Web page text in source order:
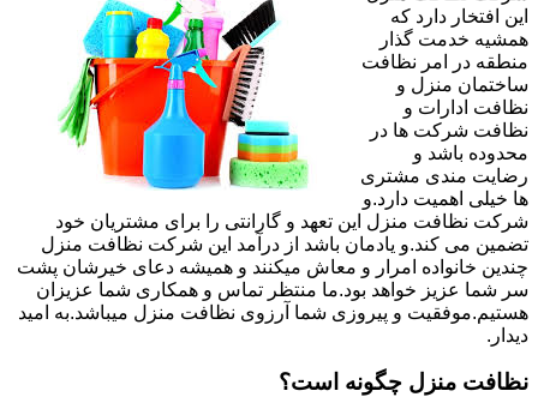
این افتخار دارد که
همشیه خدمت گذار
منطقه در امر نظافت
ساختمان منزل و
نظافت ادارات و
نظافت شرکت ها در
محدوده باشد و
رضایت مندی مشتری
ها خیلی اهمیت دارد.و
شرکت نظافت منزل این تعهد و گارانتی را برای مشتریان خود
تضمین می کند.و یادمان باشد از درآمد این شرکت نظافت منزل
چندین خانواده امرار و معاش میکنند و همیشه دعای خیرشان پشت
سر شما عزیز خواهد بود.ما منتظر تماس و همکاری شما عزیزان
هستیم.موفقیت و پیروزی شما آرزوی نظافت منزل میباشد.به امید
دیدار.
نظافت منزل چگونه است؟